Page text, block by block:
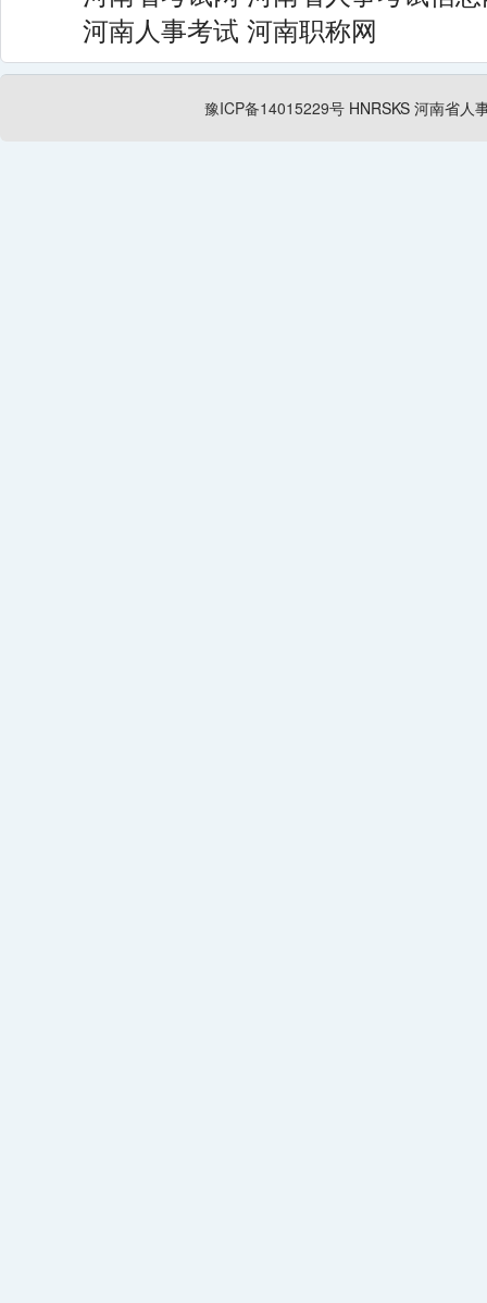
河南人事考试 河南职称网
豫ICP备14015229号 HNRSKS 河南省人